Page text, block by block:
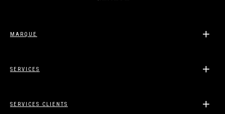
MARQUE
SERVICES
SERVICES CLIENTS